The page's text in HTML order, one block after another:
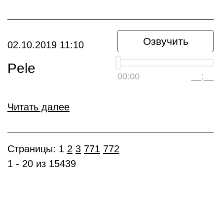
Озвучить
00:00 __:__
02.10.2019 11:10
Pele
Читать далее
Страницы: 1 2 3 771 772
1 - 20 из 15439